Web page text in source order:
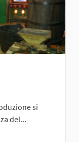
si
del...
comunità